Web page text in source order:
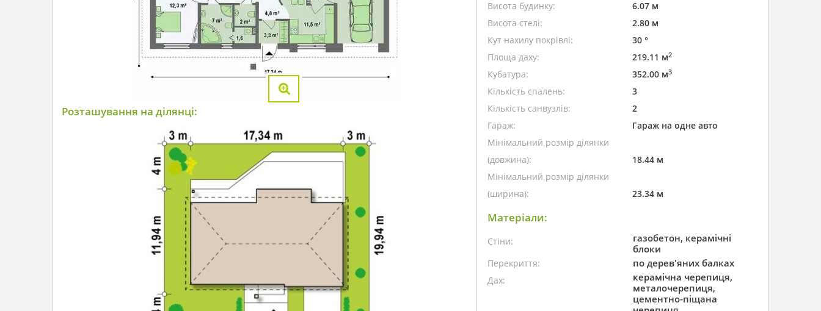
Розташування на ділянці:
Висота будинку:
6.07 м
Висота стелі:
2.80 м
Кут нахилу покрівлі:
30 °
Площа даху:
219.11 м2
Кубатура: 352.00 м3
Кількість спалень:
3
Кількість санвузлів:
2
Гараж:
Гараж на одне авто
Мінімальний розмір ділянки
(довжина):
18.44 м
Мінімальний розмір ділянки
(ширина):
23.34 м
Матеріали:
Стіни:
газобетон, керамічні
блоки
Перекриття: по дерев'яних балках
Дах:
керамічна черепиця,
металочерепиця,
цементно-піщана